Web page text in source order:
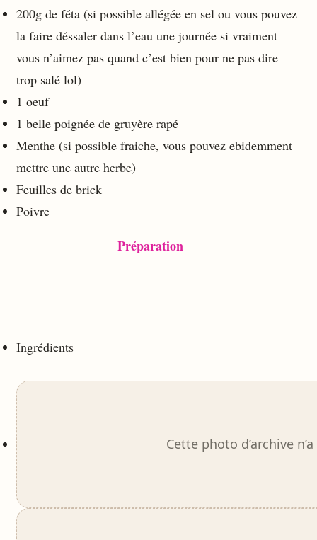
200g de féta (si possible allégée en sel ou vous pouvez
la faire déssaler dans l’eau une journée si vraiment
vous n’aimez pas quand c’est bien pour ne pas dire
trop salé lol)
1 oeuf
1 belle poignée de gruyère rapé
Menthe (si possible fraiche, vous pouvez ebidemment
mettre une autre herbe)
Feuilles de brick
Poivre
Préparation
Ingrédients
Cette photo d’archive